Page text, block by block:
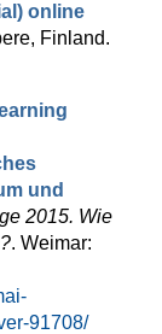
online
Finland.
und
2015. Wie
. Weimar:
91708/